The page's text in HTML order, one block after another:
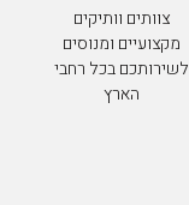
צוותים וותיקים
מקצועיים ומנוסים
לשירותכם בכל רחבי
הארץ